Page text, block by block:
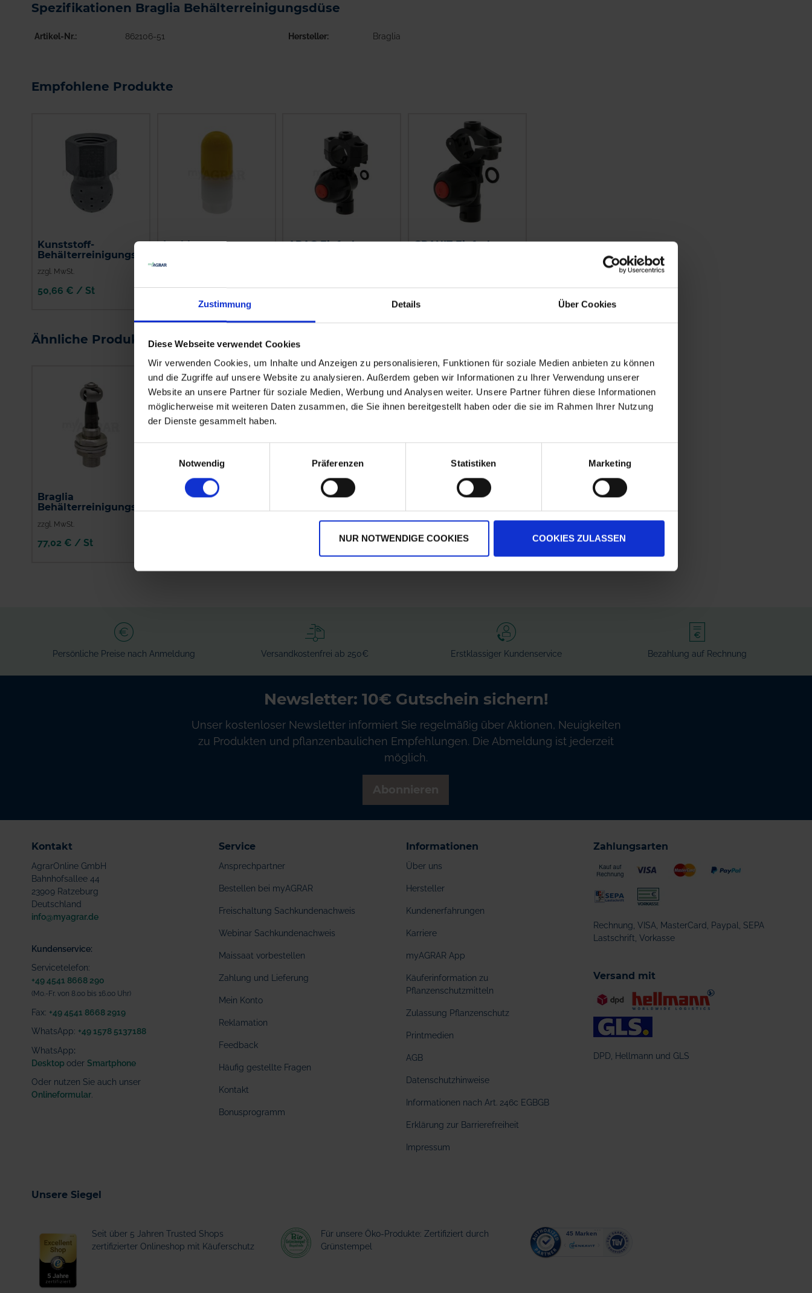
Zustimmung Details Über Cookies
Diese Webseite verwendet Cookies
Wir verwenden Cookies, um Inhalte und Anzeigen zu personalisieren, Funktionen für soziale Medien anbieten zu können
und die Zugriffe auf unsere Website zu analysieren. Außerdem geben wir Informationen zu Ihrer Verwendung unserer
Website an unsere Partner für soziale Medien, Werbung und Analysen weiter. Unsere Partner führen diese Informationen
möglicherweise mit weiteren Daten zusammen, die Sie ihnen bereitgestellt haben oder die sie im Rahmen Ihrer Nutzung
der Dienste gesammelt haben.
Notwendig
Präferenzen Statistiken Marketing
NUR NOTWENDIGE COOKIES COOKIES ZULASSEN
Spezifikationen Braglia Behälterreinigungsdüse
Artikel-Nr. 862106-51 Hersteller Braglia
Empfohlene Produkte
Kunststoff-
Behälterreinigungsdüse
zzgl. MwSt.
50,66 € / St
Lechler
50,33 € / St
WARENKORB
ARAG Einfach-
5,29 € / St
WARENKORB
GRANIT Einfach-
5,57 € / St
WARENKORB
Ähnliche Produkte
Braglia
Behälterreinigungsdüse
zzgl. MwSt.
77,02 € / St
Kunststoff-
Lechler
zzgl. MwSt.
39,57 € / St
zzgl. MwSt.
60,74 € / St
Persönliche Preise nach Anmeldung Versandkostenfrei ab 250€ Erstklassiger Kundenservice Bezahlung auf Rechnung
Newsletter: 10€ Gutschein sichern!
Unser kostenloser Newsletter informiert Sie regelmäßig über Aktionen, Neuigkeiten
zu Produkten und pflanzenbaulichen Empfehlungen. Die Abmeldung ist jederzeit
möglich.
Kontakt
AgrarOnline GmbH
Bahnhofsallee 44
23909 Ratzeburg
Deutschland
info@myagrar.de
Kundenservice:
Servicetelefon:
+49 4541 8668 290
(Mo.-Fr. von 8.00 bis 16.00 Uhr)
Fax: +49 4541 8668 2919
WhatsApp: +49 1578 5137188
WhatsApp:
Desktop oder Smartphone
Oder nutzen Sie auch unser
Onlineformular
Service
Ansprechpartner
Bestellen bei myAGRAR
Freischaltung Sachkundenachweis
Webinar Sachkundenachweis
Maissaat vorbestellen
Zahlung und Lieferung
Mein Konto
Reklamation
Feedback
Häufig gestellte Fragen
Kontakt
Bonusprogramm
Informationen
Über uns
Hersteller
Kundenerfahrungen
Karriere
myAGRAR App
Käuferinformation zu
Pflanzenschutzmitteln
Zulassung Pflanzenschutz
Printmedien
AGB
Datenschutzhinweise
Informationen nach Art. 246c EGBGB
Erklärung zur Barrierefreiheit
Impressum
Zahlungsarten
Rechnung, VISA, MasterCard, Paypal, SEPA
Lastschrift, Vorkasse
Versand mit
DPD, Hellmann und GLS
Unsere Siegel
Seit über 5 Jahren Trusted Shops
zertifizierter Onlineshop mit Käuferschutz
Für unsere Öko-Produkte: Zertifiziert durch
Grünstempel